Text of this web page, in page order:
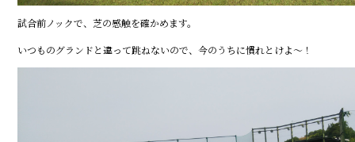
試合前ノックで、芝の感触を確かめます。
いつものグランドと違って跳ねないので、今のうちに慣れとけよ～！